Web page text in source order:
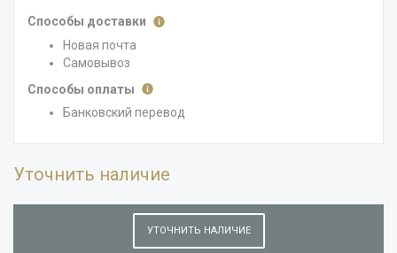
Способы доставки
Новая почта
Самовывоз
Способы оплаты
Банковский перевод
Уточнить наличие
УТОЧНИТЬ НАЛИЧИЕ